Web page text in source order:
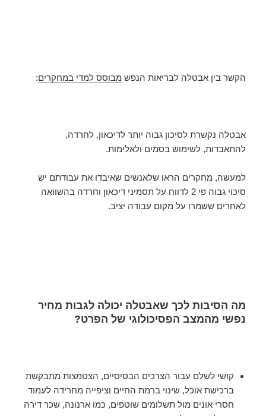
הקשר בין אבטלה לבריאות הנפש מבוסס למדי במחקרים:
אבטלה נקשרת לסיכון גבוה יותר לדיכאון, לחרדה,
להתאבדות, לשימוש בסמים ולאלימות.
למעשה, מחקרים הראו שלאנשים שאיבדו את עבודתם יש
סיכוי גבוה פי 2 לדווח על תסמיני דיכאון וחרדה בהשוואה
לאחרים ששמרו על מקום עבודה יציב.
מה הסיבות לכך שאבטלה יכולה לגבות מחיר
נפשי מהמצב הפסיכולוגי של הפרט?
קושי לשלם עבור הצרכים הבסיסיים, הצטמצות מתבקשת
ברכישת אוכל, שינוי ברמת החיים וציפייה מחרידה לעמוד
חסרי אונים מול תשלומים שוטפים, כמו ארנונה, שכר דירה